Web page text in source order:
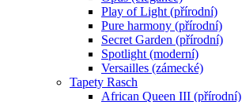
Play of Light (přírodní)
Pure harmony (přírodní)
Secret Garden (přírodní)
Spotlight (moderní)
Versailles (zámecké)
Tapety Rasch
African Queen III (přírodní)